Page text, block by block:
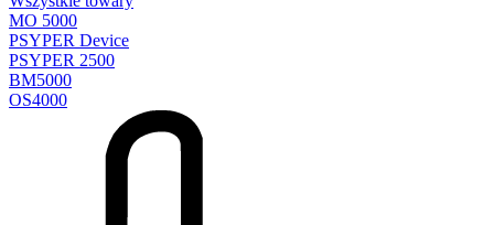
MO 5000
PSYPER Device
PSYPER 2500
BM5000
OS4000